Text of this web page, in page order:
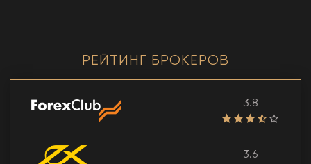
РЕЙТИНГ БРОКЕРОВ
3.8
3.6